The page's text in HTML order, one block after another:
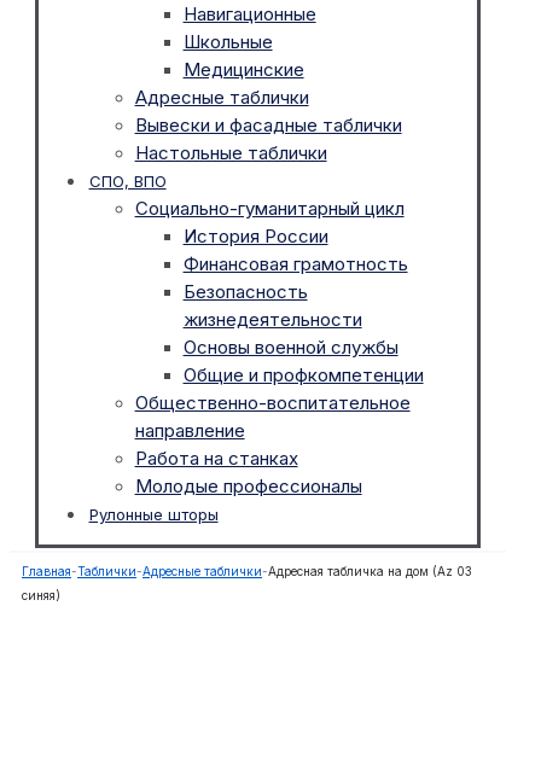
Навигационные
Школьные
Медицинские
Адресные таблички
Вывески и фасадные таблички
Настольные таблички
СПО, ВПО
Социально-гуманитарный цикл
История России
Финансовая грамотность
Безопасность
жизнедеятельности
Основы военной службы
Общие и профкомпетенции
Общественно-воспитательное
направление
Работа на станках
Молодые профессионалы
Рулонные шторы
Главная-Таблички-Адресные таблички-Адресная табличка на дом (Az 03
синяя)